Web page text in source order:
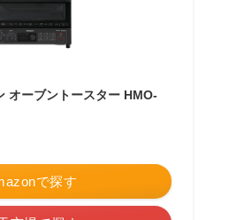
オーブントースター HMO-
で探す